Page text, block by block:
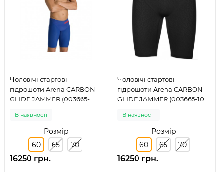
Чоловічі стартові
гідрошоти Arena CARBON
GLIDE JAMMER (003665-
В наявності
Розмір
60
65 70
16250 грн.
Чоловічі стартові
гідрошоти Arena CARBON
GLIDE JAMMER (003665-105)
В наявності
Розмір
60
65 70
16250 грн.